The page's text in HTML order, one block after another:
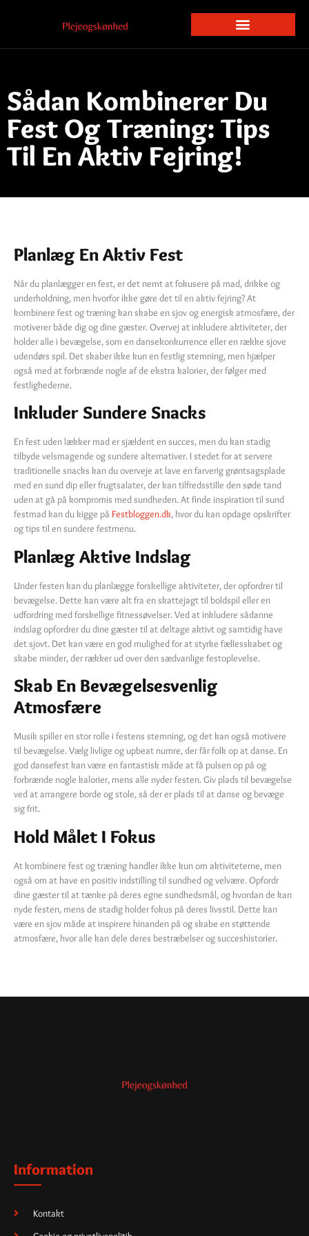
Sådan Kombinerer Du
Fest Og Træning: Tips
Til En Aktiv Fejring!
Planlæg En Aktiv Fest
Når du planlægger en fest, er det nemt at fokusere på mad, drikke og
underholdning, men hvorfor ikke gøre det til en aktiv fejring? At
kombinere fest og træning kan skabe en sjov og energisk atmosfære, der
motiverer både dig og dine gæster. Overvej at inkludere aktiviteter, der
holder alle i bevægelse, som en dansekonkurrence eller en række sjove
udendørs spil. Det skaber ikke kun en festlig stemning, men hjælper
også med at forbrænde nogle af de ekstra kalorier, der følger med
festlighederne.
Inkluder Sundere Snacks
En fest uden lækker mad er sjældent en succes, men du kan stadig
tilbyde velsmagende og sundere alternativer. I stedet for at servere
traditionelle snacks kan du overveje at lave en farverig grøntsagsplade
med en sund dip eller frugtsalater, der kan tilfredsstille den søde tand
uden at gå på kompromis med sundheden. At finde inspiration til sund
festmad kan du kigge på Festbloggen.dk, hvor du kan opdage opskrifter
og tips til en sundere festmenu.
Planlæg Aktive Indslag
Under festen kan du planlægge forskellige aktiviteter, der opfordrer til
bevægelse. Dette kan være alt fra en skattejagt til boldspil eller en
udfordring med forskellige fitnessøvelser. Ved at inkludere sådanne
indslag opfordrer du dine gæster til at deltage aktivt og samtidig have
det sjovt. Det kan være en god mulighed for at styrke fællesskabet og
skabe minder, der rækker ud over den sædvanlige festoplevelse.
Skab En Bevægelsesvenlig
Atmosfære
Musik spiller en stor rolle i festens stemning, og det kan også motivere
til bevægelse. Vælg livlige og upbeat numre, der får folk op at danse. En
god dansefest kan være en fantastisk måde at få pulsen op på og
forbrænde nogle kalorier, mens alle nyder festen. Giv plads til bevægelse
ved at arrangere borde og stole, så der er plads til at danse og bevæge
sig frit.
Hold Målet I Fokus
At kombinere fest og træning handler ikke kun om aktiviteterne, men
også om at have en positiv indstilling til sundhed og velvære. Opfordr
dine gæster til at tænke på deres egne sundhedsmål, og hvordan de kan
nyde festen, mens de stadig holder fokus på deres livsstil. Dette kan
være en sjov måde at inspirere hinanden på og skabe en støttende
atmosfære, hvor alle kan dele deres bestræbelser og succeshistorier.
Information
Kontakt